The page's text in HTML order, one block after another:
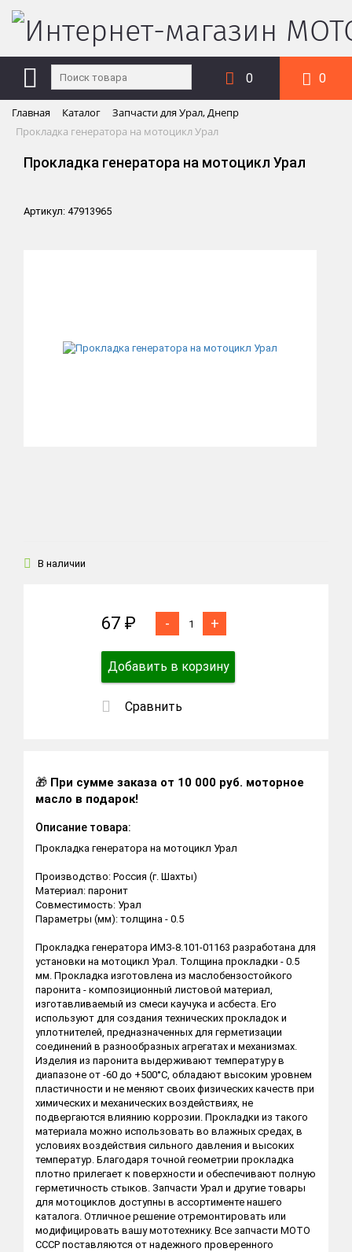
0 0
Главная Каталог
Запчасти для Урал, Днепр
Прокладка генератора на мотоцикл Урал
Прокладка генератора на мотоцикл Урал
Артикул: 47913965
В наличии
67 ₽ - +
Добавить в корзину
Сравнить
🎁 При сумме заказа от 10 000 руб. моторное
масло в подарок!
Описание товара:
Прокладка генератора на мотоцикл Урал
Производство: Россия (г. Шахты)
Материал: паронит
Совместимость: Урал
Параметры (мм): толщина - 0.5
Прокладка генератора ИМЗ-8.101-01163 разработана для
установки на мотоцикл Урал. Толщина прокладки - 0.5
мм. Прокладка изготовлена из маслобензостойкого
паронита - композиционный листовой материал,
изготавливаемый из смеси каучука и асбеста. Его
используют для создания технических прокладок и
уплотнителей, предназначенных для герметизации
соединений в разнообразных агрегатах и механизмах.
Изделия из паронита выдерживают температуру в
диапазоне от -60 до +500°C, обладают высоким уровнем
пластичности и не меняют своих физических качеств при
химических и механических воздействиях, не
подвергаются влиянию коррозии. Прокладки из такого
материала можно использовать во влажных средах, в
условиях воздействия сильного давления и высоких
температур. Благодаря точной геометрии прокладка
плотно прилегает к поверхности и обеспечивают полную
герметичность стыков. Запчасти Урал и другие товары
для мотоциклов доступны в ассортименте нашего
каталога. Отличное решение отремонтировать или
модифицировать вашу мототехнику. Все запчасти МОТО
СССР поставляются от надежного проверенного